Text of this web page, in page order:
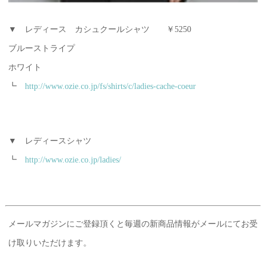
▼ レディース カシュクールシャツ ￥5250
ブルーストライプ
ホワイト
┗ http://www.ozie.co.jp/fs/shirts/c/ladies-cache-coeur
▼ レディースシャツ
┗ http://www.ozie.co.jp/ladies/
メールマガジンにご登録頂くと毎週の新商品情報がメールにてお受
け取りいただけます。